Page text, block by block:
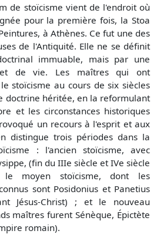
de stoïcisme vient de l'endroit où
pour la première fois, la Stoa
à Athènes. Ce fut une des
de l'Antiquité. Elle ne se définit
immuable, mais par une
de vie. Les maîtres qui ont
stoïcisme au cours de six siècles
doctrine héritée, en la reformulant
et les circonstances historiques
un recours à l'esprit et aux
distingue trois périodes dans la
: l'ancien stoïcisme, avec
(fin du IIIe siècle et IVe siècle
le moyen stoïcisme, dont les
sont Posidonius et Panetius
Jésus-Christ) ; et le nouveau
maîtres furent Sénèque, Épictète
romain).